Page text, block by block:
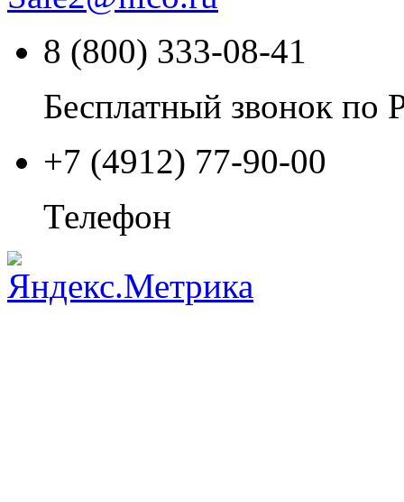
8 (800) 333-08-41
Бесплатный звонок по
+7 (4912) 77-90-00
Телефон